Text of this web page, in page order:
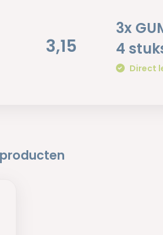
3,15
3x
4
Direct